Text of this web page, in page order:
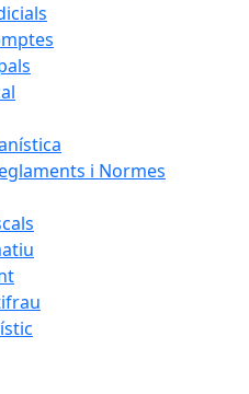
i Normes